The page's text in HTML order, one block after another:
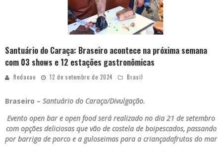
Santuário do Caraça: Braseiro acontece na próxima semana
com 03 shows e 12 estações gastronômicas
Redacao 12 de setembro de 2024 Brasil
Braseiro – Santuário do Caraça/Divulgação.
Evento open bar e open food será realizado no dia 21 de setembro
com opções deliciosas que vão de costela de boipescados, passando
por barriga de porco e a guloseimas para a criançadafrutos do mar